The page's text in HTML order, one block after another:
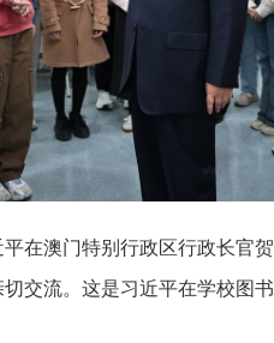
在澳门特别行政区行政长官
交流。这是习近平在学校图